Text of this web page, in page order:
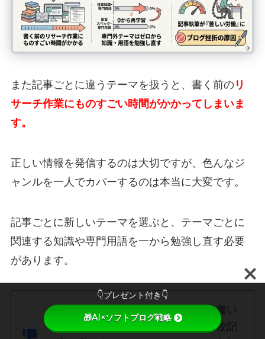
また記事ごとに違うテーマを扱うと、書く前のリ
サーチ作業にものすごい時間がかかってしまいま
す。
正しい情報を発信するのは大切ですが、色んなジ
ャンルを一人でカバーするのは本当に大変です。
記事ごとに新しいテーマを選ぶと、テーマごとに
関連する知識や専門用語を一から勉強し直す必要
があります。
たとえば、投資の専門的な記事を書い
た翌日に、最新家電のスペック比較記
👇プレゼント付き👇
🎁AI×ソフトブログ戦略